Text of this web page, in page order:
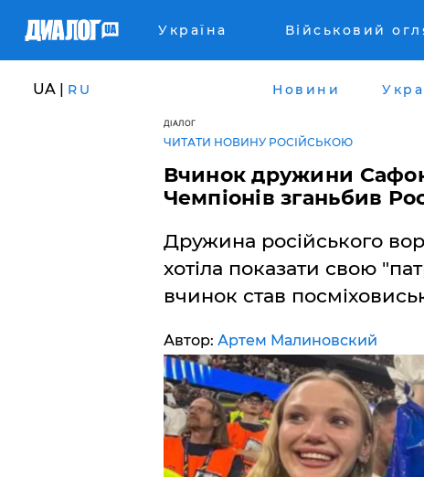
Україна Військовий
UA | RU Новини
ДІАЛОГ
ЧИТАТИ НОВИНУ РОСІЙСЬКОЮ
​Вчинок дружини
Чемпіонів зганьбив
Дружина російського
хотіла показати свою
вчинок став
Автор: Артем Малиновский